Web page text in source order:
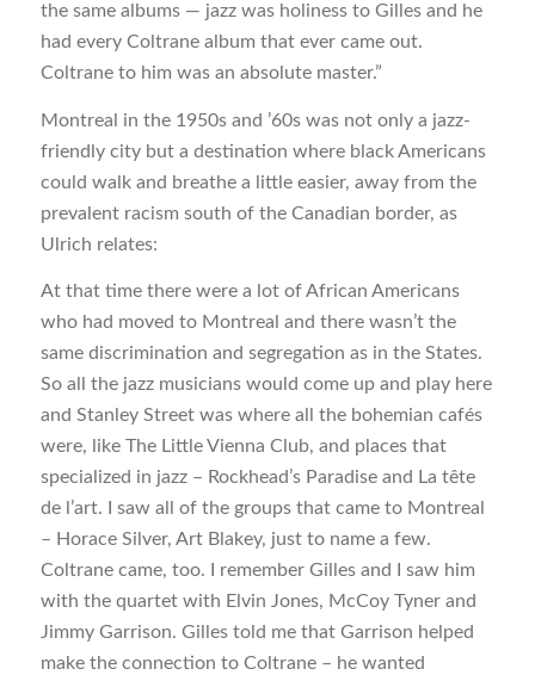
the same albums — jazz was holiness to Gilles and he
had every Coltrane album that ever came out.
Coltrane to him was an absolute master.”
Montreal in the 1950s and ’60s was not only a jazz-
friendly city but a destination where black Americans
could walk and breathe a little easier, away from the
prevalent racism south of the Canadian border, as
Ulrich relates:
At that time there were a lot of African Americans
who had moved to Montreal and there wasn’t the
same discrimination and segregation as in the States.
So all the jazz musicians would come up and play here
and Stanley Street was where all the bohemian cafés
were, like The Little Vienna Club, and places that
specialized in jazz – Rockhead’s Paradise and La tête
de l’art. I saw all of the groups that came to Montreal
– Horace Silver, Art Blakey, just to name a few.
Coltrane came, too. I remember Gilles and I saw him
with the quartet with Elvin Jones, McCoy Tyner and
Jimmy Garrison. Gilles told me that Garrison helped
make the connection to Coltrane – he wanted